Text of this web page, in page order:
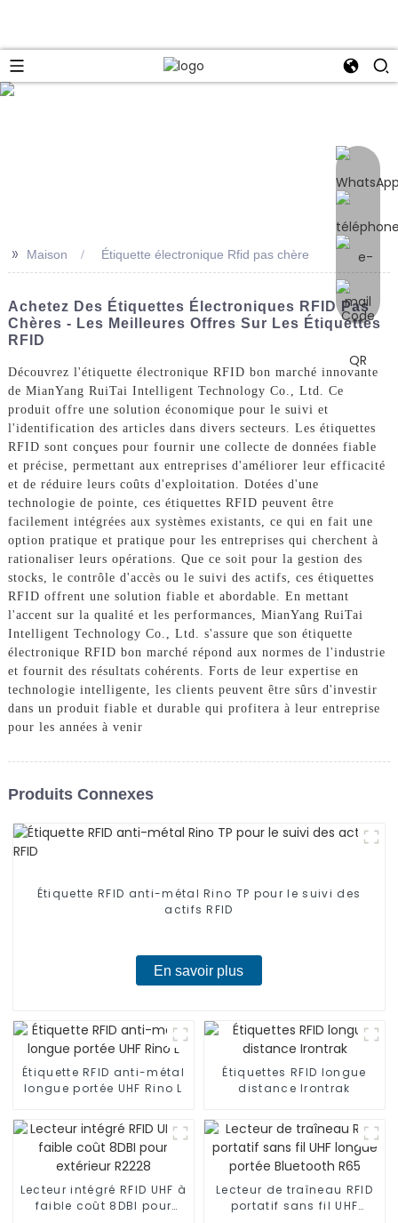
>> Maison Étiquette électronique Rfid pas chère
Achetez Des Étiquettes Électroniques RFID Pas
Chères - Les Meilleures Offres Sur Les Étiquettes
RFID
Découvrez l'étiquette électronique RFID bon marché innovante
de MianYang RuiTai Intelligent Technology Co., Ltd. Ce
produit offre une solution économique pour le suivi et
l'identification des articles dans divers secteurs. Les étiquettes
RFID sont conçues pour fournir une collecte de données fiable
et précise, permettant aux entreprises d'améliorer leur efficacité
et de réduire leurs coûts d'exploitation. Dotées d'une
technologie de pointe, ces étiquettes RFID peuvent être
facilement intégrées aux systèmes existants, ce qui en fait une
option pratique et pratique pour les entreprises qui cherchent à
rationaliser leurs opérations. Que ce soit pour la gestion des
stocks, le contrôle d'accès ou le suivi des actifs, ces étiquettes
RFID offrent une solution fiable et abordable. En mettant
l'accent sur la qualité et les performances, MianYang RuiTai
Intelligent Technology Co., Ltd. s'assure que son étiquette
électronique RFID bon marché répond aux normes de l'industrie
et fournit des résultats cohérents. Forts de leur expertise en
technologie intelligente, les clients peuvent être sûrs d'investir
dans un produit fiable et durable qui profitera à leur entreprise
pour les années à venir
Produits Connexes
Étiquette RFID anti-métal Rino TP pour le suivi des
actifs RFID
En savoir plus
Étiquette RFID anti-métal
longue portée UHF Rino L
Étiquettes RFID longue
distance Irontrak
Lecteur intégré RFID UHF à
faible coût 8DBI pour
Lecteur de traîneau RFID
portatif sans fil UHF